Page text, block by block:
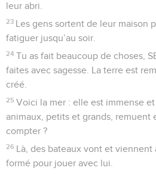
leur abri.
23 Les gens sortent de leur maison
fatiguer jusqu’au soir.
24 Tu as fait beaucoup de choses,
faites avec sagesse. La terre est
créé.
25 Voici la mer : elle est immense et
animaux, petits et grands, remuent
compter ?
26 Là, des bateaux vont et viennent
formé pour jouer avec lui.